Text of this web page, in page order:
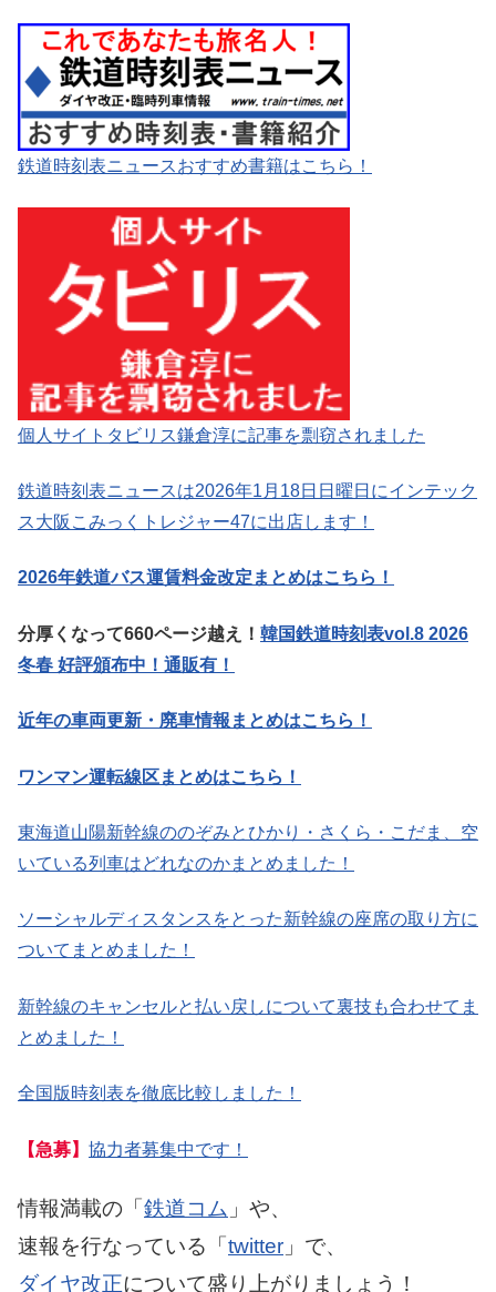
鉄道時刻表ニュースおすすめ書籍はこちら！
個人サイトタビリス鎌倉淳に記事を剽窃されました
鉄道時刻表ニュースは2026年1月18日日曜日にインテック
ス大阪こみっくトレジャー47に出店します！
2026年鉄道バス運賃料金改定まとめはこちら！
分厚くなって660ページ越え！ 韓国鉄道時刻表vol.8 2026
冬春 好評頒布中！通販有！
近年の車両更新・廃車情報まとめはこちら！
ワンマン運転線区まとめはこちら！
東海道山陽新幹線ののぞみとひかり・さくら・こだま、空
いている列車はどれなのかまとめました！
ソーシャルディスタンスをとった新幹線の座席の取り方に
ついてまとめました！
新幹線のキャンセルと払い戻しについて裏技も合わせてま
とめました！
全国版時刻表を徹底比較しました！
【急募】 協力者募集中です！
情報満載の「 鉄道コム 」や、
速報を行なっている「 twitter 」で、
ダイヤ改正について盛り上がりましょう！